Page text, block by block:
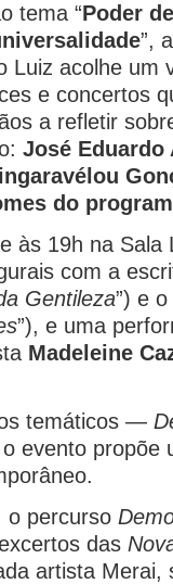
tema “Poder
”,
Luiz acolhe um
e concertos
a refletir
José Eduardo
do
às 19h na Sala
com a
Gentileza”) e
”), e uma
Madeleine
temáticos —
evento propõe
o percurso
das
artista Merai,